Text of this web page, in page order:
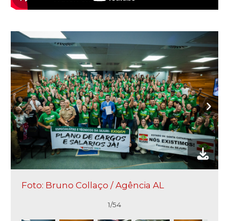
Foto: Bruno Collaço / Agência AL
1/54